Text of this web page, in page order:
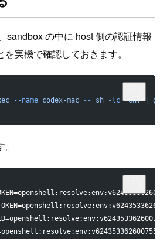
sandbox の中に host 側の認証情報
実機で確認しておきます。
--name codex-mac -- sh -lc 'env |